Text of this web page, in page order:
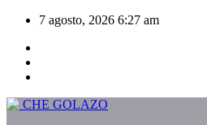
Saltar
contenido
7 agosto, 2026 6:27 am